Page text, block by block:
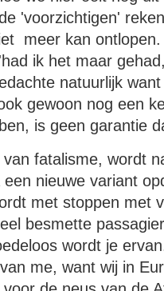
'voorzichtigen'
meer kan
ik het maar
natuurlijk
gewoon nog een
is geen garantie
van fatalisme, wordt
een nieuwe variant
met stoppen met
besmette
wordt je
me, want wij in